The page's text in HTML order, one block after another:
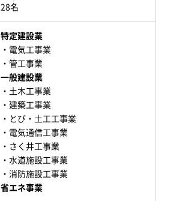
28名
特定建設業
・電気工事業
・管工事業
一般建設業
・土木工事業
・建築工事業
・とび・土工工事業
・電気通信工事業
・さく井工事業
・水道施設工事業
・消防施設工事業
省エネ事業